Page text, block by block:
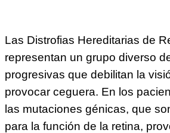
Las Distrofias Hereditarias de
representan un grupo diverso
progresivas que debilitan la
provocar ceguera. En los
las mutaciones génicas, que
para la función de la retina,